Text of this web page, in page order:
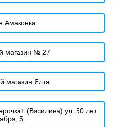
Амазонка
магазин № 27
магазин Ялта
(Василина) ул. 50 лет
5